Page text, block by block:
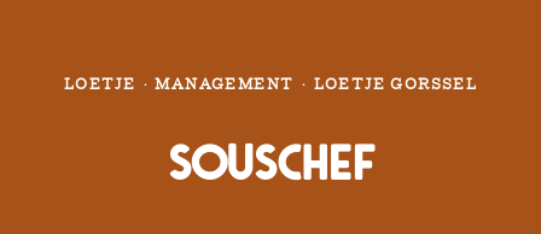
LOETJE · MANAGEMENT · LOETJE GORSSEL
Souschef